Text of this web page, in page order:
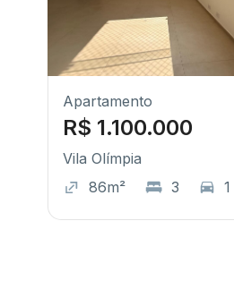
Apartamento
R$ 1.100.000
Vila Olímpia
86m²
3 1